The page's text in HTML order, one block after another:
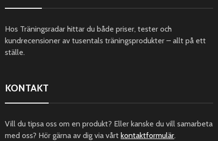
Hos Träningsradar hittar du både priser, tester och
kundrecensioner av tusentals träningsprodukter – allt på ett
ställe.
KONTAKT
Vill du tipsa oss om en produkt? Eller kanske du vill samarbeta
med oss? Hör gärna av dig via vårt kontaktformulär.